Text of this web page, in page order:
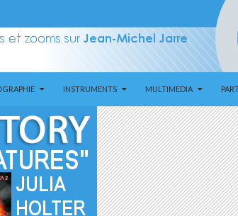
INSTRUMENTS MULTIMEDIA